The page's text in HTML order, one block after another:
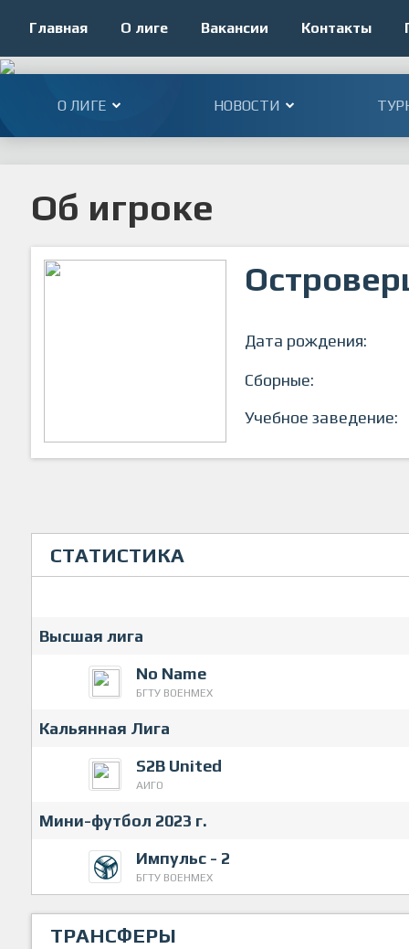
Главная О лиге Вакансии Контакты
О ЛИГЕ НОВОСТИ
Об игроке
Дата рождения:
Сборные:
Учебное заведение:
СТАТИСТИКА
Высшая лига
No Name
БГТУ ВОЕНМЕХ
Кальянная Лига
S2B United
АИГО
Мини-футбол 2023 г.
Импульс - 2
БГТУ ВОЕНМЕХ
ТРАНСФЕРЫ